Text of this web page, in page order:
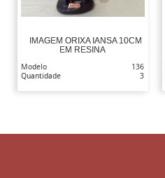
IMAGEM ORIXA IANSA 10CM
EM RESINA
Modelo
136
Quantidade
3